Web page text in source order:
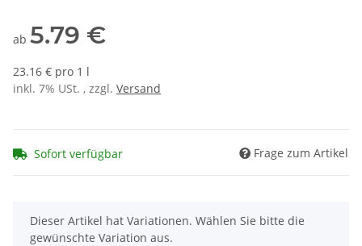
ab 5.79 €
23.16 € pro 1 l
inkl. 7% USt. , zzgl. Versand
Sofort verfügbar Frage zum Artikel
x
Dieser Artikel hat Variationen. Wählen Sie bitte die
gewünschte Variation aus.